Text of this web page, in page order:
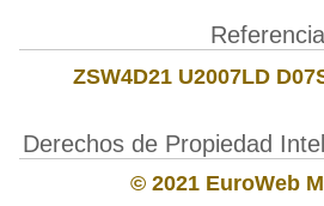
Referencia
ZSW4D21 U2007LD
Derechos de Propiedad
© 2021 EuroWeb